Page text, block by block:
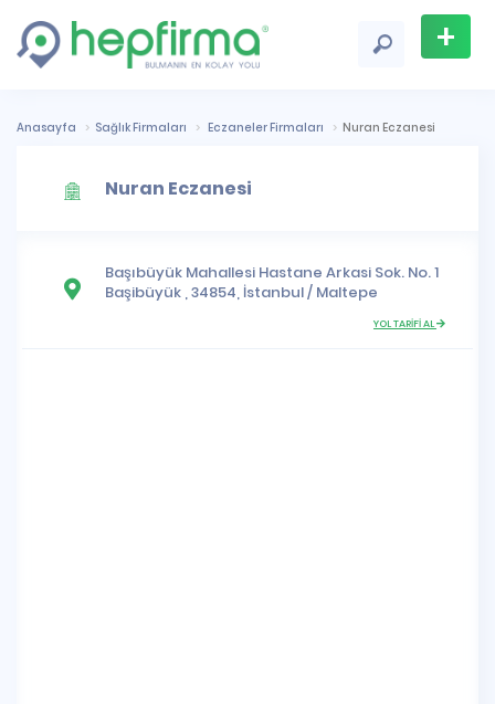
+
Ekle
Anasayfa Sağlık Firmaları Eczaneler Firmaları Nuran Eczanesi
Nuran Eczanesi
Başıbüyük Mahallesi Hastane Arkasi Sok. No. 1
Başibüyük , 34854, İstanbul/ Maltepe
YOL TARİFİ AL